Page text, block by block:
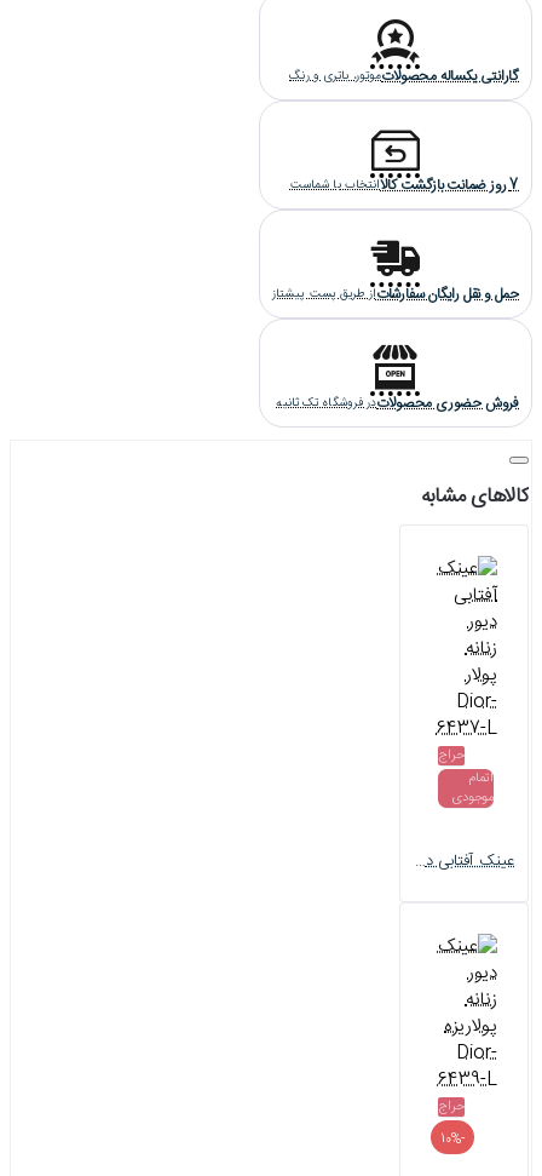
گارانتی یکساله محصولاتموتور، باتری و رنگ
7 روز ضمانت بازگشت کالا انتخاب با شماست
حمل و نقل رایگان سفارشاتاز طریق پست پیشتاز
فروش حضوری محصولاتدر فروشگاه تک ثانیه
کالاهای مشابه
حراج
اتمام
موجودی
عینک آفتابی دیور زنانه پولار Dior-6437-L
حراج
-10%